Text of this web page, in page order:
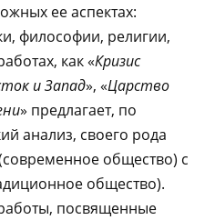
ее аспектах:
философии, религии,
как «Кризис
и Запад», «Царство
» предлагает, по
анализ, своего рода
общество) с
общество).
посвященные